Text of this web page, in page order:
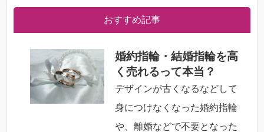
おすすめ記事
婚約指輪・結婚指輪を高
く売れるって本当？
デザインが古くなるなどして
身につけなくなった婚約指輪
や、離婚などで不要となった